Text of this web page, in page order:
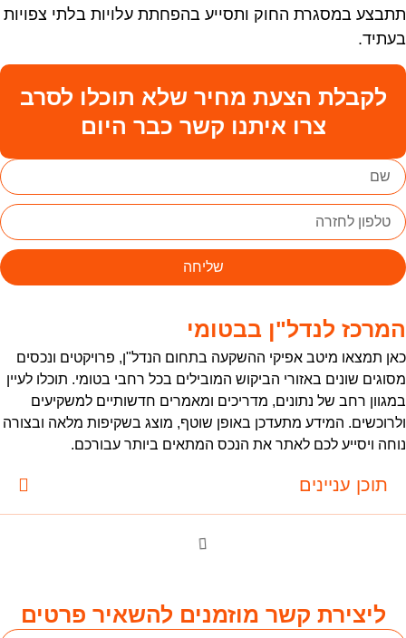
ליצירת קשר מוזמנים להשאיר פרטים
במסגרת החוק ותסייע בהפחתת עלויות בלתי צפויות
לקבלת הצעת מחיר שלא תוכלו לסרב
צרו איתנו קשר כבר היום
שליחה
לנדל"ן בבטומי
תמצאו מיטב אפיקי ההשקעה בתחום הנדל"ן, פרויקטים ונכסים
שונים באזורי הביקוש המובילים בכל רחבי בטומי. תוכלו לעיין
רחב של נתונים, מדריכים ומאמרים חדשותיים למשקיעים
המידע מתעדכן באופן שוטף, מוצג בשקיפות מלאה ובצורה
ויסייע לכם לאתר את הנכס המתאים ביותר עבורכם.
תוכן עניינים